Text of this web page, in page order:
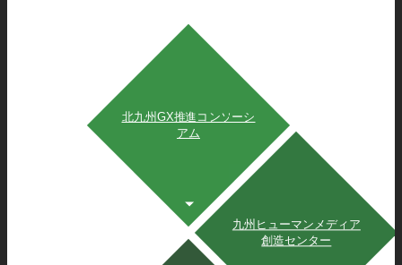
北九州GX推進コンソーシ
アム
九州ヒューマンメディア
創造センター